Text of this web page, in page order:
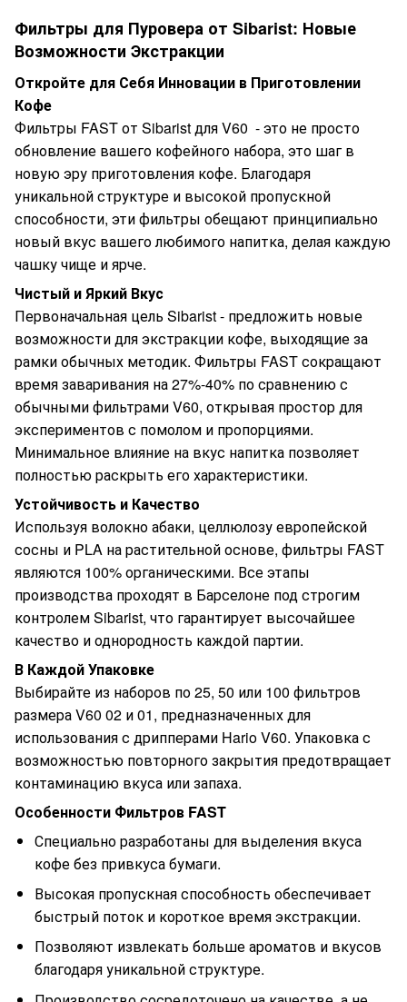
Фильтры для Пуровера от Sibarist: Новые
Возможности Экстракции
Откройте для Себя Инновации в Приготовлении
Кофе
Фильтры FAST от Sibarist для V60 - это не просто
обновление вашего кофейного набора, это шаг в
новую эру приготовления кофе. Благодаря
уникальной структуре и высокой пропускной
способности, эти фильтры обещают принципиально
новый вкус вашего любимого напитка, делая каждую
чашку чище и ярче.
Чистый и Яркий Вкус
Первоначальная цель Sibarist - предложить новые
возможности для экстракции кофе, выходящие за
рамки обычных методик. Фильтры FAST сокращают
время заваривания на 27%-40% по сравнению с
обычными фильтрами V60, открывая простор для
экспериментов с помолом и пропорциями.
Минимальное влияние на вкус напитка позволяет
полностью раскрыть его характеристики.
Устойчивость и Качество
Используя волокно абаки, целлюлозу европейской
сосны и PLA на растительной основе, фильтры FAST
являются 100% органическими. Все этапы
производства проходят в Барселоне под строгим
контролем Sibarist, что гарантирует высочайшее
качество и однородность каждой партии.
В Каждой Упаковке
Выбирайте из наборов по 25, 50 или 100 фильтров
размера V60 02 и 01, предназначенных для
использования с дрипперами Hario V60. Упаковка с
возможностью повторного закрытия предотвращает
контаминацию вкуса или запаха.
Особенности Фильтров FAST
Специально разработаны для выделения вкуса
кофе без привкуса бумаги.
Высокая пропускная способность обеспечивает
быстрый поток и короткое время экстракции.
Позволяют извлекать больше ароматов и вкусов
благодаря уникальной структуре.